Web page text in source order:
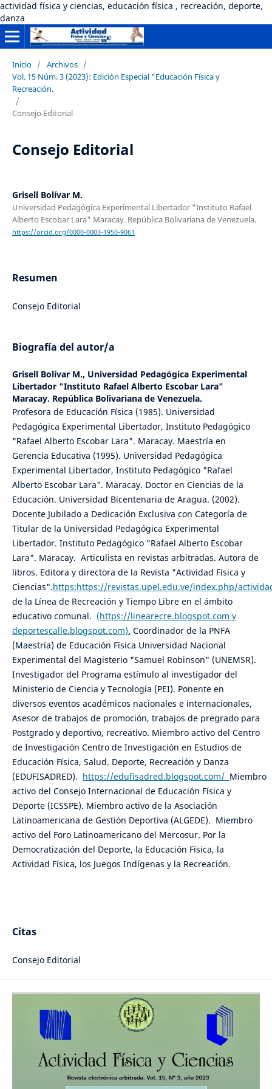
actividad física y ciencias, educación física , recreación, deporte,
danza
Inicio / Archivos /
Vol. 15 Núm. 3 (2023): Edición Especial “Educación Física y
Recreación.
/
Consejo Editorial
Consejo Editorial
Grisell Bolívar M.
Universidad Pedagógica Experimental Libertador "Instituto Rafael
Alberto Escobar Lara" Maracay. República Bolivariana de Venezuela.
https://orcid.org/0000-0003-1950-9061
Resumen
Consejo Editorial
Biografía del autor/a
Grisell Bolívar M., Universidad Pedagógica Experimental
Libertador "Instituto Rafael Alberto Escobar Lara"
Maracay. República Bolivariana de Venezuela.
Profesora de Educación Física (1985). Universidad
Pedagógica Experimental Libertador, Instituto Pedagógico
"Rafael Alberto Escobar Lara". Maracay. Maestría en
Gerencia Educativa (1995). Universidad Pedagógica
Experimental Libertador, Instituto Pedagógico "Rafael
Alberto Escobar Lara". Maracay. Doctor en Ciencias de la
Educación. Universidad Bicentenaria de Aragua. (2002).
Docente Jubilado a Dedicación Exclusiva con Categoría de
Titular de la Universidad Pedagógica Experimental
Libertador. Instituto Pedagógico "Rafael Alberto Escobar
Lara". Maracay. Articulista en revistas arbitradas. Autora de
libros. Editora y directora de la Revista "Actividad Física y
Ciencias".https:https://revistas.upel.edu.ve/index.php/
de la Línea de Recreación y Tiempo Libre en el ámbito
educativo comunal. (https://linearecre.blogspot.com y
deportescalle.blogspot.com). Coordinador de la PNFA
(Maestría) de Educación Física Universidad Nacional
Experimental del Magisterio "Samuel Robinson" (UNEMSR).
Investigador del Programa estímulo al investigador del
Ministerio de Ciencia y Tecnología (PEI). Ponente en
diversos eventos académicos nacionales e internacionales,
Asesor de trabajos de promoción, trabajos de pregrado para
Postgrado y deportivo, recreativo. Miembro activo del Centro
de Investigación Centro de Investigación en Estudios de
Educación Física, Salud. Deporte, Recreación y Danza
(EDUFISADRED). https://edufisadred.blogspot.com/ Miembro
activo del Consejo Internacional de Educación Física y
Deporte (ICSSPE). Miembro activo de la Asociación
Latinoamericana de Gestión Deportiva (ALGEDE). Miembro
activo del Foro Latinoamericano del Mercosur. Por la
Democratización del Deporte, la Educación Física, la
Actividad Física, los Juegos Indígenas y la Recreación.
Citas
Consejo Editorial